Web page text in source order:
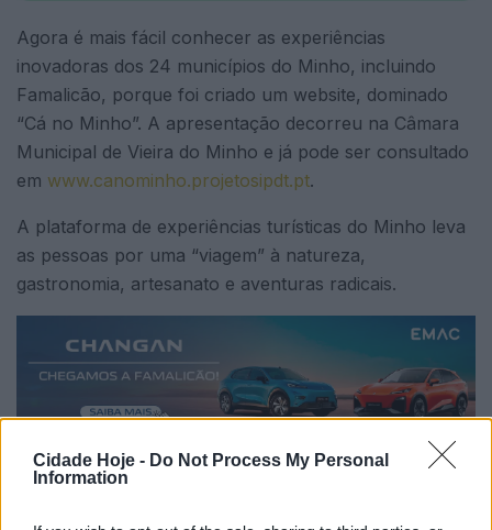
Cidade Hoje - Do Not Process My Personal
Information
Agora é mais fácil conhecer as experiências
inovadoras dos 24 municípios do Minho, incluindo
Famalicão, porque foi criado um website, dominado
“Cá no Minho”. A apresentação decorreu na Câmara
Municipal de Vieira do Minho e já pode ser consultado
em www.canominho.projetosipdt.pt.
A plataforma de experiências turísticas do Minho leva
as pessoas por uma “viagem” à natureza,
gastronomia, artesanato e aventuras radicais.
Para que a plataforma seja uma ferramenta útil de